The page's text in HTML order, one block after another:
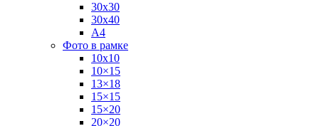
30х30
30х40
А4
Фото в рамке
10х10
10×15
13×18
15×15
15×20
20×20